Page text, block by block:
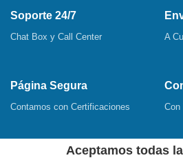
Soporte 24/7
Chat Box y Call Center A
Página Segura
Contamos con Certificaciones Con
Aceptamos todas